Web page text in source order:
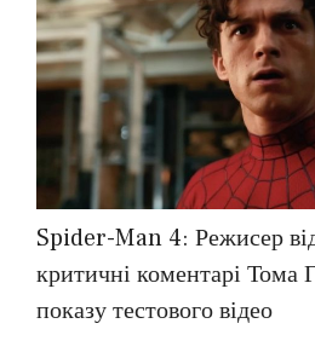
Spider-Man 4: Режисер
критичні коментарі Тома
показу тестового відео